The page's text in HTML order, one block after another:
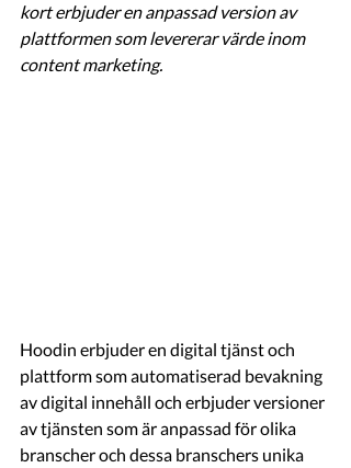
kort erbjuder en anpassad version av
plattformen som levererar värde inom
content marketing.
Hoodin erbjuder en digital tjänst och
plattform som automatiserad bevakning
av digital innehåll och erbjuder versioner
av tjänsten som är anpassad för olika
branscher och dessa branschers unika